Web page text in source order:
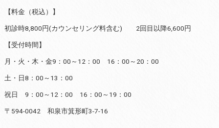
【料金（税込）】
初診時8,800円(カウンセリング料含む) 2回目以降6,600円
【受付時間】
月・火・木・金9：00～12：00 16：00～20：00
土・日8：00～13：00
祝日 9：00～12：00 16：00～19：00
〒594-0042 和泉市箕形町3-7-16